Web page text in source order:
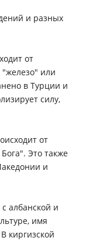
и разных
от
"железо" или
в Турции и
силу,
от
Это также
и
албанской и
имя
киргизской